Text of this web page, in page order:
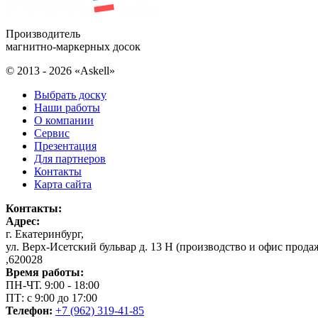
Производитель
магнитно-маркерных досок
© 2013 - 2026 «Askell»
Выбрать доску
Наши работы
О компании
Сервис
Презентация
Для партнеров
Контакты
Карта сайта
Контакты:
Адрес:
г. Екатеринбург,
ул. Верх-Исетский бульвар д. 13 Н (производство и офис
,620028
Время работы:
ПН-ЧТ. 9:00 - 18:00
ПТ: с 9:00 до 17:00
Телефон: +7 (962) 319-41-85